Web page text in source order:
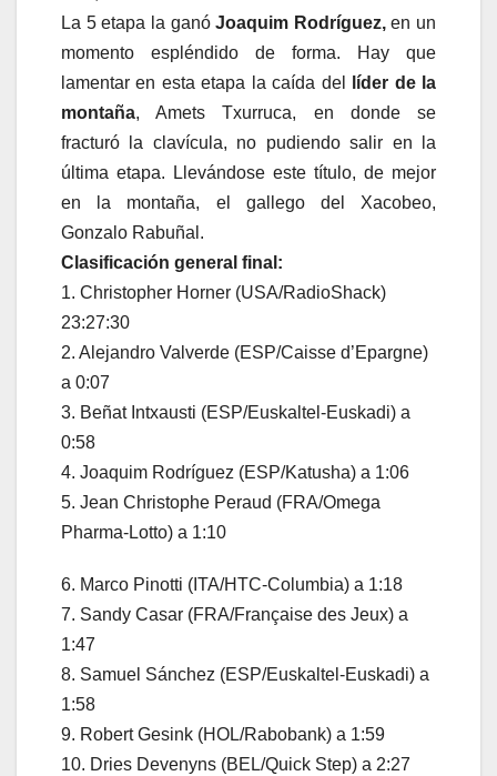
La 5 etapa la ganóJoaquim Rodríguez,en un
momento espléndido de forma. Hay que
lamentar en esta etapa la caída del
líder de la
montaña, Amets Txurruca, en donde se
fracturó la clavícula, no pudiendo salir en la
última etapa. Llevándose este título, de mejor
en la montaña, el gallego del Xacobeo,
Gonzalo Rabuñal.
Clasificación general final:
1. Christopher Horner (USA/RadioShack)
23:27:30
2. Alejandro Valverde (ESP/Caisse d’Epargne)
a 0:07
3. Beñat Intxausti (ESP/Euskaltel-Euskadi) a
0:58
4. Joaquim Rodríguez (ESP/Katusha) a 1:06
5. Jean Christophe Peraud (FRA/Omega
Pharma-Lotto) a 1:10
6. Marco Pinotti (ITA/HTC-Columbia) a 1:18
7. Sandy Casar (FRA/Française des Jeux) a
1:47
8. Samuel Sánchez (ESP/Euskaltel-Euskadi) a
1:58
9. Robert Gesink (HOL/Rabobank) a 1:59
10. Dries Devenyns (BEL/Quick Step) a 2:27